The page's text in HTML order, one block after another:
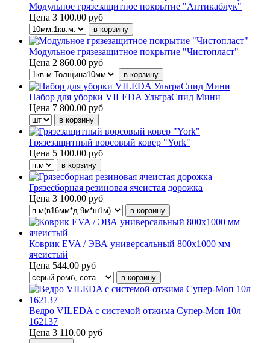
Модульное грязезащитное покрытие "Антикаблук"
Цена 3 100.00 руб
Модульное грязезащитное покрытие "Чистопласт"
Цена 2 860.00 руб
Набор для уборки VILEDA УльтраСпид Мини
Цена 7 800.00 руб
Грязезащитный ворсовый ковер "York"
Цена 5 100.00 руб
Грязесборная резиновая ячеистая дорожка
Цена 3 100.00 руб
Коврик EVA / ЭВА универсальный 800х1000 мм
ячеистый
Цена 544.00 руб
Ведро VILEDA с системой отжима Супер-Моп 10л
162137
Цена 3 110.00 руб